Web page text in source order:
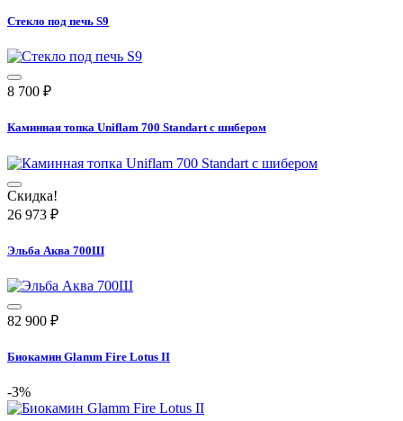
Стекло под печь S9
8 700 ₽
Каминная топка Uniflam 700 Standart с шибером
Скидка!
26 973 ₽
Эльба Аква 700Ш
82 900 ₽
Биокамин Glamm Fire Lotus II
-3%